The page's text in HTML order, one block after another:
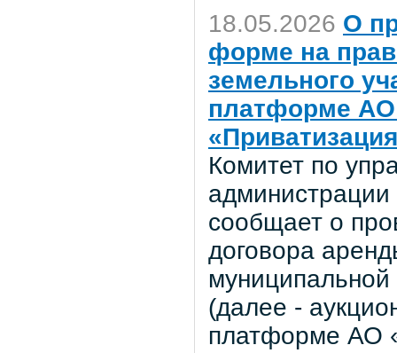
18.05.2026 О
форме на
земельного
платформе АО
Комитет по
администрации
сообщает о
договора
(далее -
платформе АО